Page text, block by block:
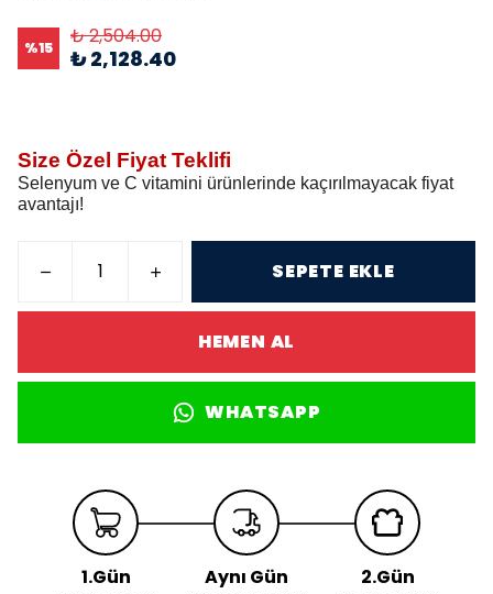
%15 ₺ 2,504.00
₺ 2,128.40
Size Özel Fiyat Teklifi
Selenyum ve C vitamini ürünlerinde kaçırılmayacak fiyat
avantajı!
SEPETE EKLE
HEMEN AL
WHATSAPP
1.Gün Aynı Gün 2.Gün